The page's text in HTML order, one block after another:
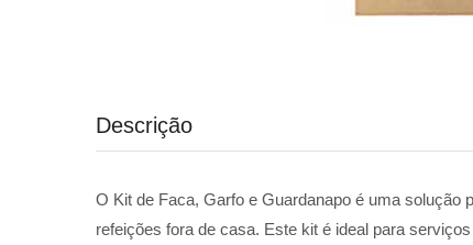
Descrição
O Kit de Faca, Garfo e Guardanapo é uma solução
refeições fora de casa. Este kit é ideal para